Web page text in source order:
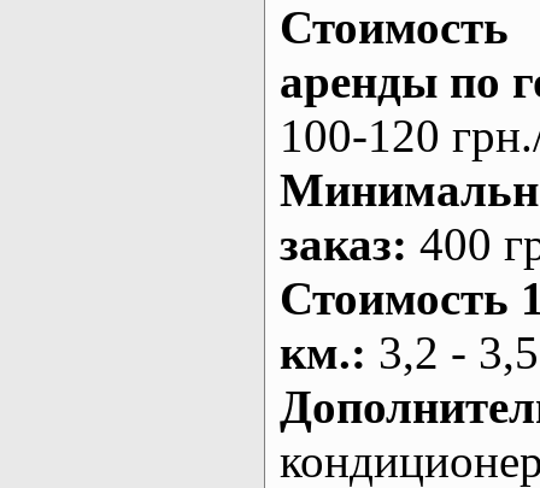
Стоимость
аренды по
100-120
заказ: 400
Стоимость
км.: 3,2 -